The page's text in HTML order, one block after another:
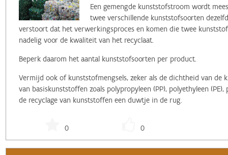
Een gemengde kunststofstroom wordt
twee verschillende kunststofsoorten
verstoort dat het verwerkingsproces en komen die twee
nadelig voor de kwaliteit van het recyclaat.
Beperk daarom het aantal kunststofsoorten per product.
Vermijd ook of kunststofmengsels, zeker als de dichtheid van de
van basiskunststoffen zoals polypropyleen (PP), polyethyleen
de recyclage van kunststoffen een duwtje in de rug.
0 0